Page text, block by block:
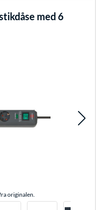
med 6
originalen.